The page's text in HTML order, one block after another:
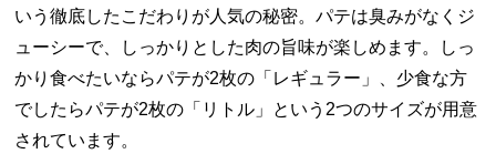
いう徹底したこだわりが人気の秘密。パテは臭みがなくジ
ューシーで、しっかりとした肉の旨味が楽しめます。しっ
かり食べたいならパテが2枚の「レギュラー」、少食な方
でしたらパテが2枚の「リトル」という2つのサイズが用意
されています。